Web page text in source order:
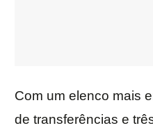
Com um elenco mais
de transferências e